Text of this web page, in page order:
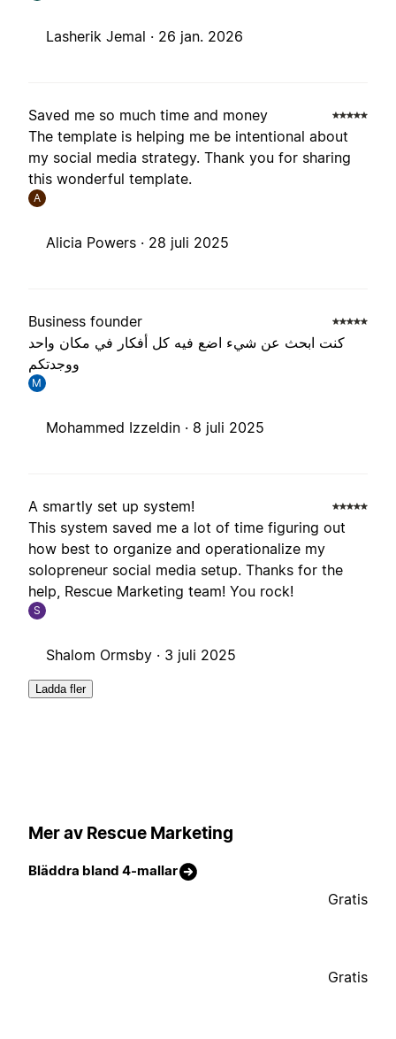
Lasherik Jemal · 26 jan. 2026
Saved me so much time and money
The template is helping me be intentional about
my social media strategy. Thank you for sharing
this wonderful template.
A
Alicia Powers · 28 juli 2025
Business founder
كنت ابحث عن شيء اضع فيه كل أفكار في مكان واحد
ووجدتكم
M
Mohammed Izzeldin · 8 juli 2025
A smartly set up system!
This system saved me a lot of time figuring out
how best to organize and operationalize my
solopreneur social media setup. Thanks for the
help, Rescue Marketing team! You rock!
S
Shalom Ormsby · 3 juli 2025
Ladda fler
Mer av Rescue Marketing
Bläddra bland 4-mallar
Gratis
Gratis